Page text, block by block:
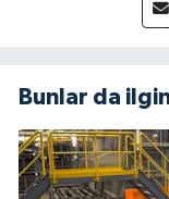
Bunlar da